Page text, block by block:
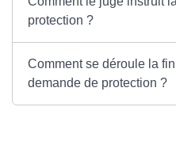
protection ?
Comment se déroule la
demande de protection ?